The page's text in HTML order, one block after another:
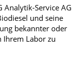
Analytik-Service AG
und seine
bekannter oder
Labor zu